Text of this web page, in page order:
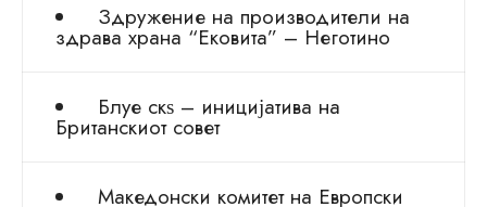
Здружение на производители на
здрава храна “Ековита” – Неготино
Блуе скѕ – иницијатива на
Британскиот совет
Македонски комитет на Европски